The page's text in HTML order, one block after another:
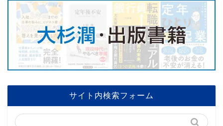
サイト内検索フォーム